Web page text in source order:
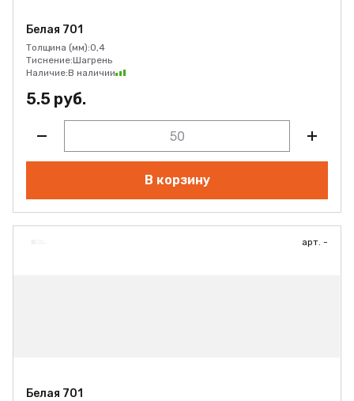
Белая 701
Толщина (мм):0,4
Тиснение:Шагрень
Наличие:В наличии
5.5 руб.
В корзину
арт. -
Белая 701